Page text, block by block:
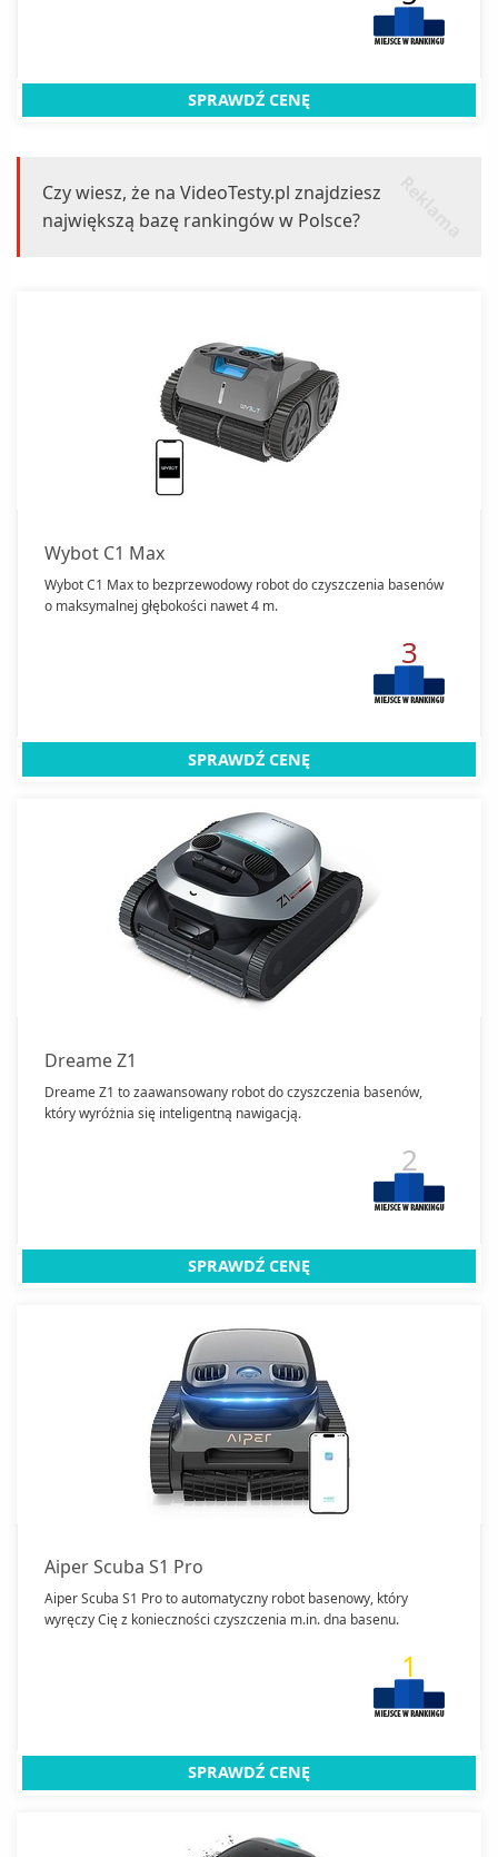
SPRAWDŹ CENĘ
Czy wiesz, że na VideoTesty.pl znajdziesz
największą bazę rankingów w Polsce?
Wybot C1 Max
Wybot C1 Max to bezprzewodowy robot do czyszczenia basenów
o maksymalnej głębokości nawet 4 m.
3
SPRAWDŹ CENĘ
Dreame Z1
Dreame Z1 to zaawansowany robot do czyszczenia basenów,
który wyróżnia się inteligentną nawigacją.
2
SPRAWDŹ CENĘ
Aiper Scuba S1 Pro
Aiper Scuba S1 Pro to automatyczny robot basenowy, który
wyręczy Cię z konieczności czyszczenia m.in. dna basenu.
1
SPRAWDŹ CENĘ